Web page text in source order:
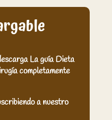
La guía Dieta
completamente
a nuestro